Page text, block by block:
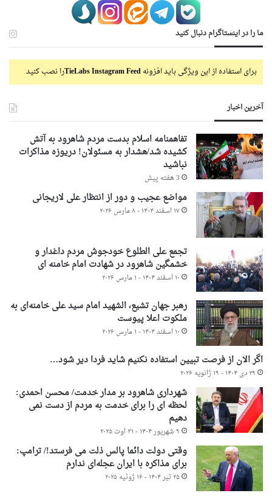
ما را در اینستاگرام دنبال کنید
برای استفاده از این ویژگی باید افزونهTieLabs Instagram Feedرا نصب کنید
آخرین اخبار
تفاهمنامه اسلام بدست مردم شاهرود به آتش
کشیده شد/هشدار به مسئولان! دریوزه مذاکرات
نباشید
3 هفته پیش
مواضع عجیب و دور از انتظار علی لاریجانی
۱۷ اسفند ۱۴۰۴ - ۸ مارس ۲۰۲۶
تجمع علی الطلوع خودجوش مردم داغدار و
خشمگین شاهرود در شهادت امام خامنه ای
۱۰ اسفند ۱۴۰۴ - ۱ مارس ۲۰۲۶
رهبر جهان تشیع، الشهید امام سید علی خامنه‌ای به
ملکوت اعلا پیوست
۱۰ اسفند ۱۴۰۴ - ۱ مارس ۲۰۲۶
اگر الان از فرصت تبیین استفاده نکنیم شاید فردا دیر شود…
۲۹ دی ۱۴۰۴ - ۱۹ ژانویه ۲۰۲۶
شهرداری شاهرود بر مدار خدمت/ محسن احمدی:
لحظه ای را برای خدمت به مردم از دست نمی
دهیم
۹ شهریور ۱۴۰۴ - ۳۱ اوت ۲۰۲۵
وقتی دولت دائما پالس ذلت می فرستد!/ ترامپ:
برای مذاکره با ایران عجله‌ای ندارم
۲۵ تیر ۱۴۰۴ - ۱۶ ژوئیه ۲۰۲۵